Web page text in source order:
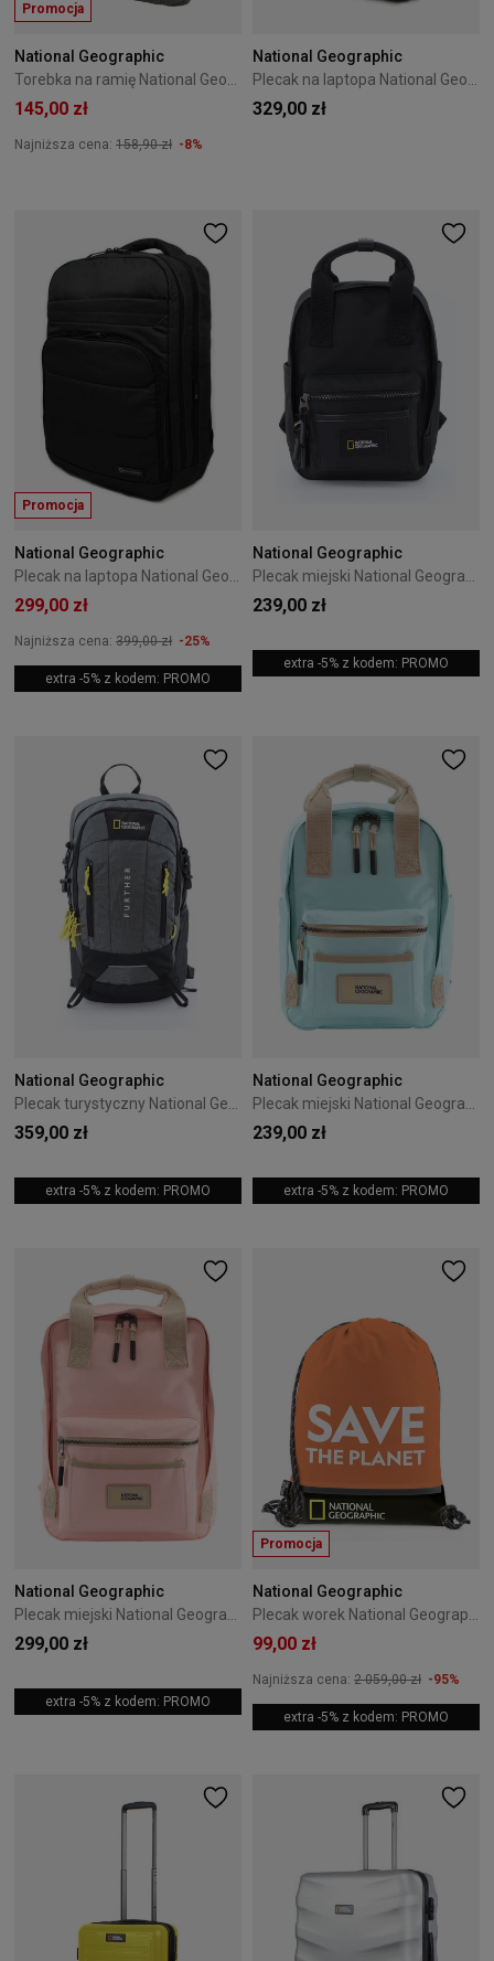
Promocja
National Geographic
145,00 zł
Najniższa cena: 158,90 zł -8%
National Geographic
329,00 zł
Promocja
National Geographic
Plecak na laptopa National Geographic Pro Czarny
299,00 zł
Najniższa cena: 399,00 zł -25%
extra -5% z kodem: PROMO
National Geographic
Plecak miejski National Geographic Legend 8L Black
239,00 zł
extra -5% z kodem: PROMO
National Geographic
359,00 zł
extra -5% z kodem: PROMO
National Geographic
239,00 zł
extra -5% z kodem: PROMO
National Geographic
299,00 zł
extra -5% z kodem: PROMO
Promocja
National Geographic
99,00 zł
Najniższa cena: 2 059,00 zł -95%
extra -5% z kodem: PROMO